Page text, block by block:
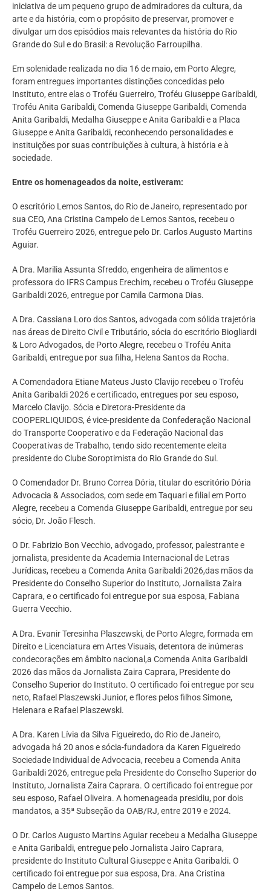
iniciativa de um pequeno grupo de admiradores da cultura, da
arte e da história, com o propósito de preservar, promover e
divulgar um dos episódios mais relevantes da história do Rio
Grande do Sul e do Brasil: a Revolução Farroupilha.
Em solenidade realizada no dia 16 de maio, em Porto Alegre,
foram entregues importantes distinções concedidas pelo
Instituto, entre elas o Troféu Guerreiro, Troféu Giuseppe Garibaldi,
Troféu Anita Garibaldi, Comenda Giuseppe Garibaldi, Comenda
Anita Garibaldi, Medalha Giuseppe e Anita Garibaldi e a Placa
Giuseppe e Anita Garibaldi, reconhecendo personalidades e
instituições por suas contribuições à cultura, à história e à
sociedade.
Entre os homenageados da noite, estiveram:
O escritório Lemos Santos, do Rio de Janeiro, representado por
sua CEO, Ana Cristina Campelo de Lemos Santos, recebeu o
Troféu Guerreiro 2026, entregue pelo Dr. Carlos Augusto Martins
Aguiar.
A Dra. Marilia Assunta Sfreddo, engenheira de alimentos e
professora do IFRS Campus Erechim, recebeu o Troféu Giuseppe
Garibaldi 2026, entregue por Camila Carmona Dias.
A Dra. Cassiana Loro dos Santos, advogada com sólida trajetória
nas áreas de Direito Civil e Tributário, sócia do escritório Biogliardi
& Loro Advogados, de Porto Alegre, recebeu o Troféu Anita
Garibaldi, entregue por sua filha, Helena Santos da Rocha.
A Comendadora Etiane Mateus Justo Clavijo recebeu o Troféu
Anita Garibaldi 2026 e certificado, entregues por seu esposo,
Marcelo Clavijo. Sócia e Diretora-Presidente da
COOPERLIQUIDOS, é vice-presidente da Confederação Nacional
do Transporte Cooperativo e da Federação Nacional das
Cooperativas de Trabalho, tendo sido recentemente eleita
presidente do Clube Soroptimista do Rio Grande do Sul.
O Comendador Dr. Bruno Correa Dória, titular do escritório Dória
Advocacia & Associados, com sede em Taquari e filial em Porto
Alegre, recebeu a Comenda Giuseppe Garibaldi, entregue por seu
sócio, Dr. João Flesch.
O Dr. Fabrizio Bon Vecchio, advogado, professor, palestrante e
jornalista, presidente da Academia Internacional de Letras
Jurídicas, recebeu a Comenda Anita Garibaldi 2026,das mãos da
Presidente do Conselho Superior do Instituto, Jornalista Zaira
Caprara, e o certificado foi entregue por sua esposa, Fabiana
Guerra Vecchio.
A Dra. Evanir Teresinha Plaszewski, de Porto Alegre, formada em
Direito e Licenciatura em Artes Visuais, detentora de inúmeras
condecorações em âmbito nacional,a Comenda Anita Garibaldi
2026 das mãos da Jornalista Zaira Caprara, Presidente do
Conselho Superior do Instituto. O certificado foi entregue por seu
neto, Rafael Plaszewski Junior, e flores pelos filhos Simone,
Helenara e Rafael Plaszewski.
A Dra. Karen Lívia da Silva Figueiredo, do Rio de Janeiro,
advogada há 20 anos e sócia-fundadora da Karen Figueiredo
Sociedade Individual de Advocacia, recebeu a Comenda Anita
Garibaldi 2026, entregue pela Presidente do Conselho Superior do
Instituto, Jornalista Zaira Caprara. O certificado foi entregue por
seu esposo, Rafael Oliveira. A homenageada presidiu, por dois
mandatos, a 35ª Subseção da OAB/RJ, entre 2019 e 2024.
O Dr. Carlos Augusto Martins Aguiar recebeu a Medalha Giuseppe
e Anita Garibaldi, entregue pelo Jornalista Jairo Caprara,
presidente do Instituto Cultural Giuseppe e Anita Garibaldi. O
certificado foi entregue por sua esposa, Dra. Ana Cristina
Campelo de Lemos Santos.